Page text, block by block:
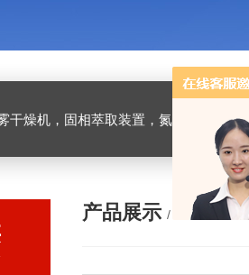
固相萃取装置，氮吹仪，光化学反应仪，低温恒温槽，超声波细胞粉碎机，融
产品展示 / PRODUCTS